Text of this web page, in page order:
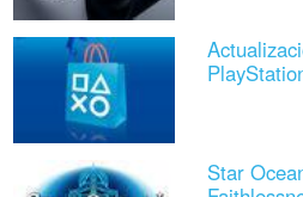
Star